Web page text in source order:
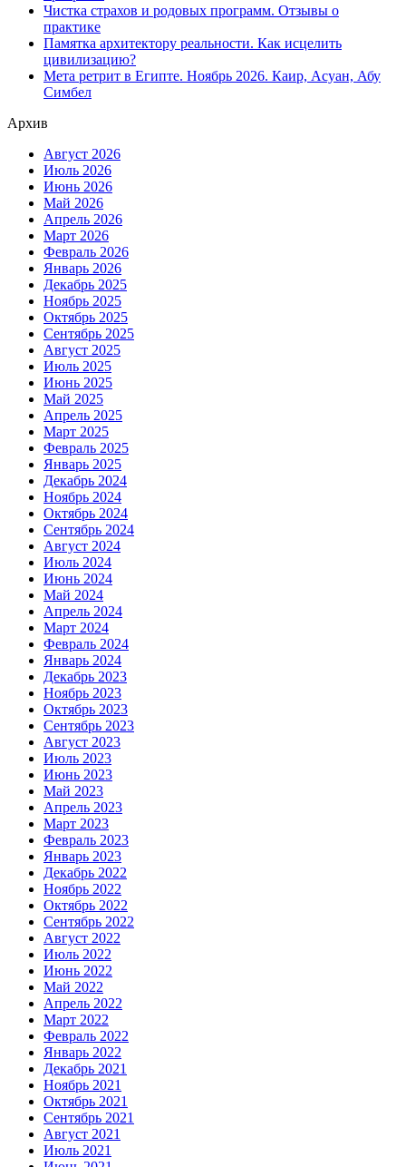
Чистка страхов и родовых программ. Отзывы о
практике
Памятка архитектору реальности. Как исцелить
цивилизацию?
Мета ретрит в Египте. Ноябрь 2026. Каир, Асуан, Абу
Симбел
Архив
Август 2026
Июль 2026
Июнь 2026
Май 2026
Апрель 2026
Март 2026
Февраль 2026
Январь 2026
Декабрь 2025
Ноябрь 2025
Октябрь 2025
Сентябрь 2025
Август 2025
Июль 2025
Июнь 2025
Май 2025
Апрель 2025
Март 2025
Февраль 2025
Январь 2025
Декабрь 2024
Ноябрь 2024
Октябрь 2024
Сентябрь 2024
Август 2024
Июль 2024
Июнь 2024
Май 2024
Апрель 2024
Март 2024
Февраль 2024
Январь 2024
Декабрь 2023
Ноябрь 2023
Октябрь 2023
Сентябрь 2023
Август 2023
Июль 2023
Июнь 2023
Май 2023
Апрель 2023
Март 2023
Февраль 2023
Январь 2023
Декабрь 2022
Ноябрь 2022
Октябрь 2022
Сентябрь 2022
Август 2022
Июль 2022
Июнь 2022
Май 2022
Апрель 2022
Март 2022
Февраль 2022
Январь 2022
Декабрь 2021
Ноябрь 2021
Октябрь 2021
Сентябрь 2021
Август 2021
Июль 2021